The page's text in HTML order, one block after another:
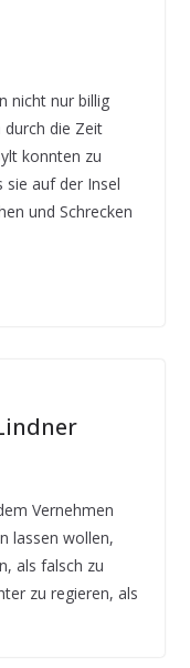
nicht nur billig
die Zeit
konnten zu
sie auf der Insel
und Schrecken
Vernehmen
lassen wollen,
als falsch zu
zu regieren, als